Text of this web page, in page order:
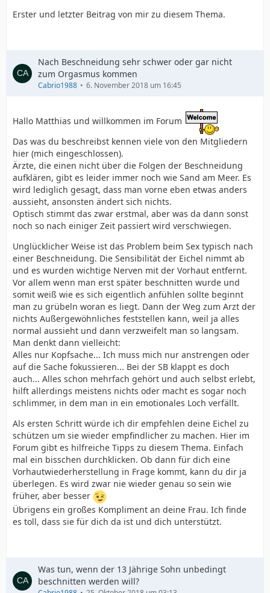
Erster und letzter Beitrag von mir zu diesem Thema.
Nach Beschneidung sehr schwer oder gar nicht
zum Orgasmus kommen
Cabrio1988 6. November 2018 um 16:45
Hallo Matthias und willkommen im Forum
Das was du beschreibst kennen viele von den Mitgliedern
hier (mich eingeschlossen).
Ärzte, die einen nicht über die Folgen der Beschneidung
aufklären, gibt es leider immer noch wie Sand am Meer. Es
wird lediglich gesagt, dass man vorne eben etwas anders
aussieht, ansonsten ändert sich nichts.
Optisch stimmt das zwar erstmal, aber was da dann sonst
noch so nach einiger Zeit passiert wird verschwiegen.
Unglücklicher Weise ist das Problem beim Sex typisch nach
einer Beschneidung. Die Sensibilität der Eichel nimmt ab
und es wurden wichtige Nerven mit der Vorhaut entfernt.
Vor allem wenn man erst später beschnitten wurde und
somit weiß wie es sich eigentlich anfühlen sollte beginnt
man zu grübeln woran es liegt. Dann der Weg zum Arzt der
nichts Außergewöhnliches feststellen kann, weil ja alles
normal aussieht und dann verzweifelt man so langsam.
Man denkt dann vielleicht:
Alles nur Kopfsache... Ich muss mich nur anstrengen oder
auf die Sache fokussieren... Bei der SB klappt es doch
auch... Alles schon mehrfach gehört und auch selbst erlebt,
hilft allerdings meistens nichts oder macht es sogar noch
schlimmer, in dem man in ein emotionales Loch verfällt.
Als ersten Schritt würde ich dir empfehlen deine Eichel zu
schützen um sie wieder empfindlicher zu machen. Hier im
Forum gibt es hilfreiche Tipps zu diesem Thema. Einfach
mal ein bisschen durchklicken. Ob dann für dich eine
Vorhautwiederherstellung in Frage kommt, kann du dir ja
überlegen. Es wird zwar nie wieder genau so sein wie
früher, aber besser
Übrigens ein großes Kompliment an deine Frau. Ich finde
es toll, dass sie für dich da ist und dich unterstützt.
Was tun, wenn der 13 Jährige Sohn unbedingt
beschnitten werden will?